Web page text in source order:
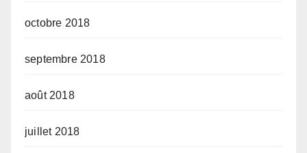
octobre 2018
septembre 2018
août 2018
juillet 2018